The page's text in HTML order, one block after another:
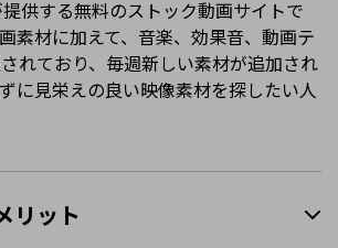
供する無料のストック動画サイトで
素材に加えて、音楽、効果音、動画テ
れており、毎週新しい素材が追加され
に見栄えの良い映像素材を探したい人
リット